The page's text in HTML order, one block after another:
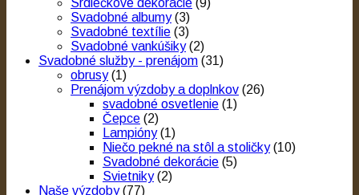
Srdiečkové dekorácie (9)
Svadobné albumy (3)
Svadobné textílie (3)
Svadobné vankúšiky (2)
Svadobné služby - prenájom (31)
obrusy (1)
Prenájom výzdoby a doplnkov (26)
svadobné osvetlenie (1)
Čepce (2)
Lampióny (1)
Niečo pekné na stôl a stoličky (10)
Svadobné dekorácie (5)
Svietniky (2)
Naše výzdoby (77)